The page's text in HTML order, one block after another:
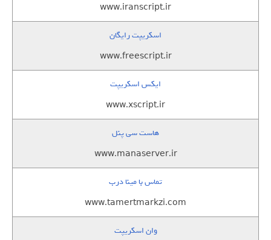
www.iranscript.ir
اسکریپت رایگان
www.freescript.ir
ایکس اسکریپت
www.xscript.ir
هاست سی پنل
www.manaserver.ir
تماس با مینا درب
www.tamertmarkzi.com
وان اسکریپت